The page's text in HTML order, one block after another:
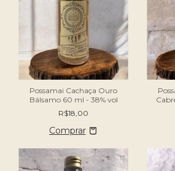
Possamai Cachaça Ouro
Bálsamo 60 ml - 38% vol
R$18,00